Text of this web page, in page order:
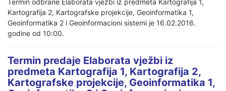
Kartografija 2, Kartografske projekcije, Geoinformatika 1,
Geoinformatika 2 i Geoinformacioni sistemi je 16.02.2016.
godine od 10:00.
Termin predaje Elaborata vježbi iz
predmeta Kartografija 1, Kartografija 2,
Kartografske projekcije, Geoinformatika 1,